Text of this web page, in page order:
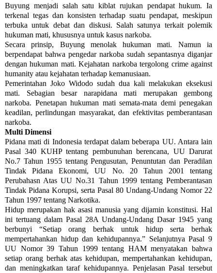
Buyung menjadi salah satu kiblat rujukan pendapat hukum. Ia
terkenal tegas dan konsisten terhadap suatu pendapat, meskipun
terbuka untuk debat dan diskusi. Salah satunya terkait polemik
hukuman mati, khususnya untuk kasus narkoba.
Secara prinsip, Buyung menolak hukuman mati. Namun ia
berpendapat bahwa pengedar narkoba sudah sepantasnya diganjar
dengan hukuman mati. Kejahatan narkoba tergolong crime against
humanity atau kejahatan terhadap kemanusiaan.
Pemerintahan Joko Widodo sudah dua kali melakukan eksekusi
mati. Sebagian besar narapidana mati merupakan gembong
narkoba. Penetapan hukuman mati semata-mata demi penegakan
keadilan, perlindungan masyarakat, dan efektivitas pemberantasan
narkoba.
Multi Dimensi
Pidana mati di Indonesia terdapat dalam beberapa UU. Antara lain
Pasal 340 KUHP tentang pembunuhan berencana, UU Darurat
No.7 Tahun 1955 tentang Pengusutan, Penuntutan dan Peradilan
Tindak Pidana Ekonomi, UU No. 20 Tahun 2001 tentang
Perubahasn Atas UU No.31 Tahun 1999 tentang Pemberantasan
Tindak Pidana Korupsi, serta Pasal 80 Undang-Undang Nomor 22
Tahun 1997 tentang Narkotika.
Hidup merupakan hak asasi manusia yang dijamin konstitusi. Hal
ini tertuang dalam Pasal 28A Undang-Undang Dasar 1945 yang
berbunyi “Setiap orang berhak untuk hidup serta berhak
mempertahankan hidup dan kehidupannya.” Selanjutnya Pasal 9
UU Nomor 39 Tahun 1999 tentang HAM menyatakan bahwa
setiap orang berhak atas kehidupan, mempertahankan kehidupan,
dan meningkatkan taraf kehidupannya. Penjelasan Pasal tersebut